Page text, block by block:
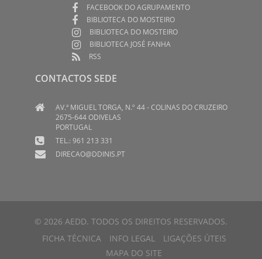
FACEBOOK DO AGRUPAMENTO
BIBLIOTECA DO MOSTEIRO
BIBLIOTECA DO MOSTEIRO
BIBLIOTECA JOSÉ FANHA
RSS
CONTACTOS SEDE
AV.ª MIGUEL TORGA, N.º 44 - COLINAS DO CRUZEIRO
2675-644 ODIVELAS
PORTUGAL
TEL.: 961 213 331
DIRECAO@DDINIS.PT
© 2026 AEDD. TODOS OS DIREITOS RESERVADOS.
FICHA TÉCNICA
INFO LEGAL
LIGAÇÕES ÚTEIS
MAPA DO SITE